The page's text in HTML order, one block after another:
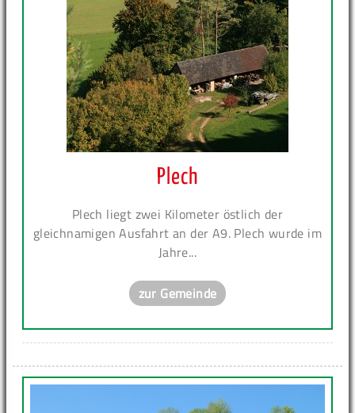
Plech
Plech liegt zwei Kilometer östlich der
gleichnamigen Ausfahrt an der A9. Plech wurde im
Jahre...
zur Gemeinde